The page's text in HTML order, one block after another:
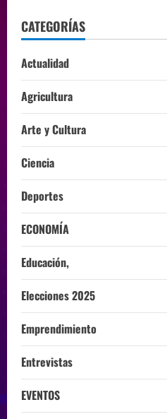
CATEGORÍAS
Actualidad
Agricultura
Arte y Cultura
Ciencia
Deportes
ECONOMÍA
Educación,
Elecciones 2025
Emprendimiento
Entrevistas
EVENTOS